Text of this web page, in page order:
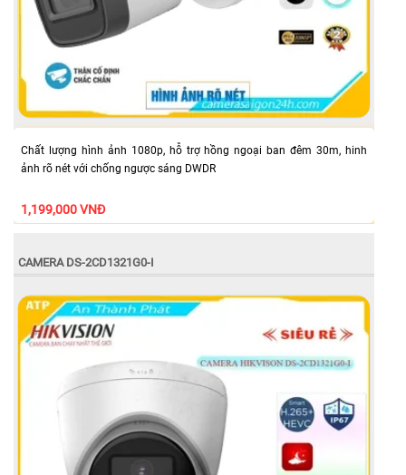
Chất lượng hình ảnh 1080p, hỗ trợ hồng ngoại ban đêm 30m, hinh
ảnh rõ nét với chống ngược sáng DWDR
1,199,000 VNĐ
CAMERA DS-2CD1321G0-I